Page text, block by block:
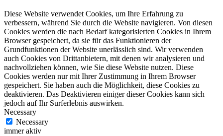
Diese Website verwendet Cookies, um Ihre Erfahrung zu
verbessern, während Sie durch die Website navigieren. Von diesen
Cookies werden die nach Bedarf kategorisierten Cookies in Ihrem
Browser gespeichert, da sie für das Funktionieren der
Grundfunktionen der Website unerlässlich sind. Wir verwenden
auch Cookies von Drittanbietern, mit denen wir analysieren und
nachvollziehen können, wie Sie diese Website nutzen. Diese
Cookies werden nur mit Ihrer Zustimmung in Ihrem Browser
gespeichert. Sie haben auch die Möglichkeit, diese Cookies zu
deaktivieren. Das Deaktivieren einiger dieser Cookies kann sich
jedoch auf Ihr Surferlebnis auswirken.
Necessary
Necessary
immer aktiv